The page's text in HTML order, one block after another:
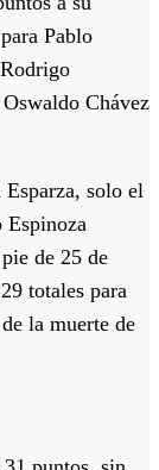
Pablo
Chávez
solo el
Espinoza
de 25 de
totales para
la muerte de